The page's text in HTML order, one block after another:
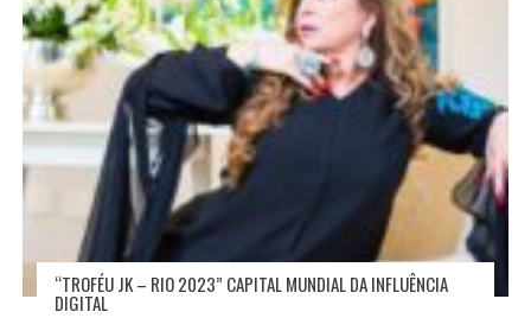
“TROFÉU JK – RIO 2023” CAPITAL MUNDIAL DA INFLUÊNCIA
DIGITAL